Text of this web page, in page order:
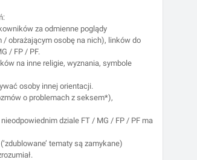
za odmienne poglądy
obrażającym osobę na nich), linków do
/ FP / PF.
na inne religie, wyznania, symbole
osoby innej orientacji.
o problemach z seksem*),
dziale FT / MG / FP / PF ma
tematy są zamykane)